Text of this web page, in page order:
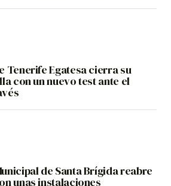
Tenerife Egatesa cierra su
con un nuevo test ante el
de Santa Brígida reabre
unas instalaciones